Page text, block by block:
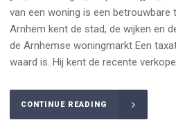
van een woning is een betrouwbare
Arnhem kent de stad, de wijken en
de Arnhemse woningmarkt Een
waard is. Hij kent de recente
CONTINUE READING